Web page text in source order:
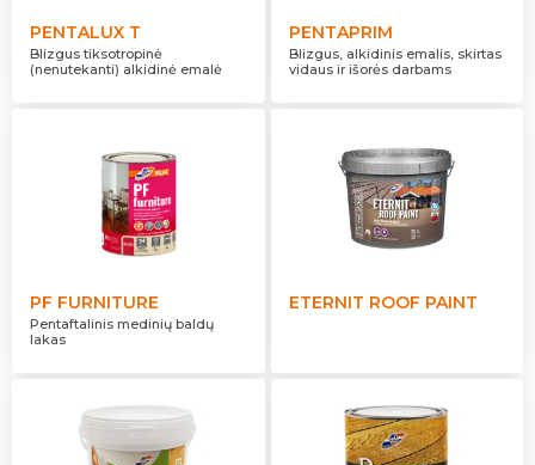
PENTALUX T
Blizgus tiksotropinė
(nenutekanti) alkidinė emalė
PENTAPRIM
Blizgus, alkidinis emalis, skirtas
vidaus ir išorės darbams
PF FURNITURE
Pentaftalinis medinių baldų
lakas
ETERNIT ROOF PAINT